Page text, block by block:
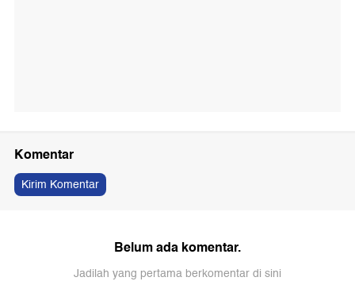
Komentar
Kirim Komentar
Belum ada komentar.
Jadilah yang pertama berkomentar di sini